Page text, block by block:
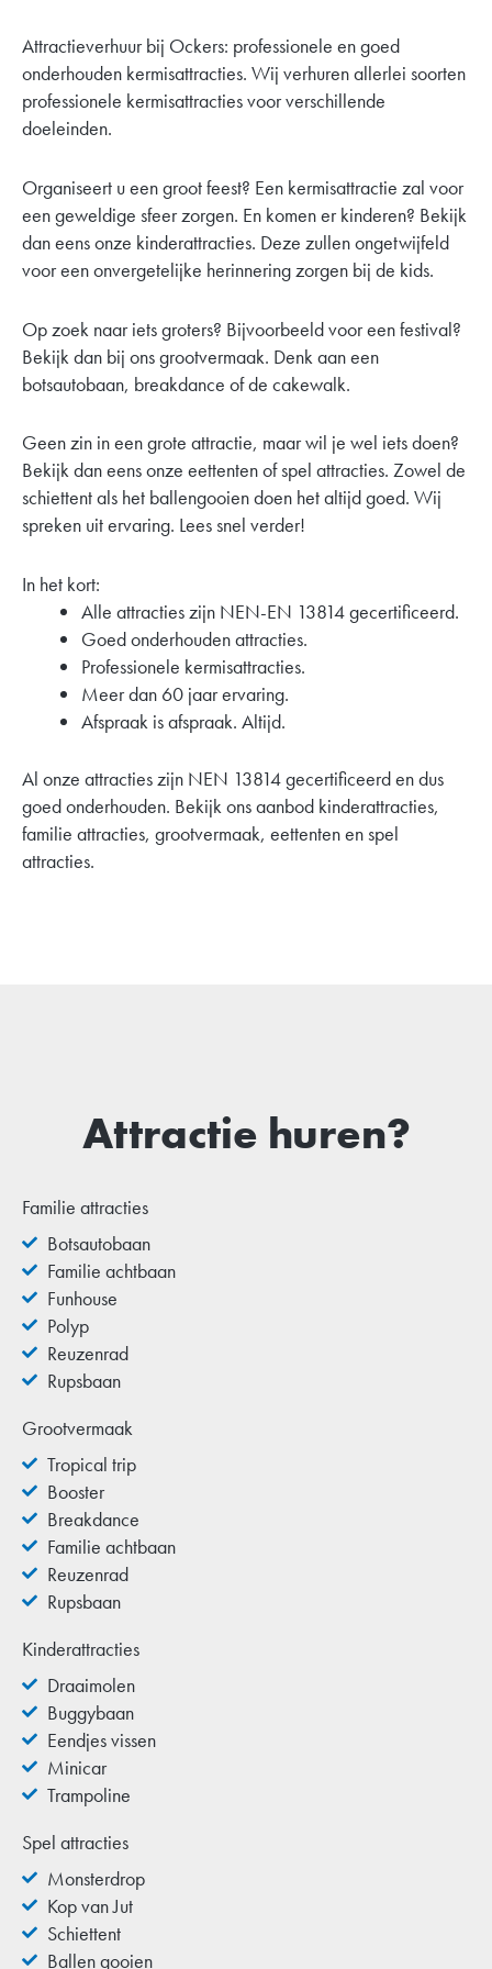
Attractieverhuur bij Ockers: professionele en goed
onderhouden kermisattracties. Wij verhuren allerlei soorten
professionele kermisattracties voor verschillende
doeleinden.
Organiseert u een groot feest? Een kermisattractie zal voor
een geweldige sfeer zorgen. En komen er kinderen? Bekijk
dan eens onze kinderattracties. Deze zullen ongetwijfeld
voor een onvergetelijke herinnering zorgen bij de kids.
Op zoek naar iets groters? Bijvoorbeeld voor een festival?
Bekijk dan bij ons grootvermaak. Denk aan een
botsautobaan, breakdance of de cakewalk.
Geen zin in een grote attractie, maar wil je wel iets doen?
Bekijk dan eens onze eettenten of spel attracties. Zowel de
schiettent als het ballengooien doen het altijd goed. Wij
spreken uit ervaring. Lees snel verder!
In het kort:
Alle attracties zijn NEN-EN 13814 gecertificeerd.
Goed onderhouden attracties.
Professionele kermisattracties.
Meer dan 60 jaar ervaring.
Afspraak is afspraak. Altijd.
Al onze attracties zijn NEN 13814 gecertificeerd en dus
goed onderhouden. Bekijk ons aanbod kinderattracties,
familie attracties, grootvermaak, eettenten en spel
attracties.
Attractie huren?
Familie attracties
Botsautobaan
Familie achtbaan
Funhouse
Polyp
Reuzenrad
Rupsbaan
Grootvermaak
Tropical trip
Booster
Breakdance
Familie achtbaan
Reuzenrad
Rupsbaan
Kinderattracties
Draaimolen
Buggybaan
Eendjes vissen
Minicar
Trampoline
Spel attracties
Monsterdrop
Kop van Jut
Schiettent
Ballen gooien